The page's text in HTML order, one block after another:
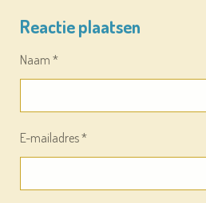
Reactie plaatsen
Naam *
E-mailadres *